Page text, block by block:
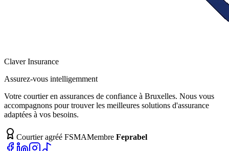
ClaverInsurance
Assurez-vous intelligemment
Votre courtier en assurances de confiance à Bruxelles. Nous vous
accompagnons pour trouver les meilleures solutions d'assurance
adaptées à vos besoins.
Courtier agréé FSMAMembre Feprabel